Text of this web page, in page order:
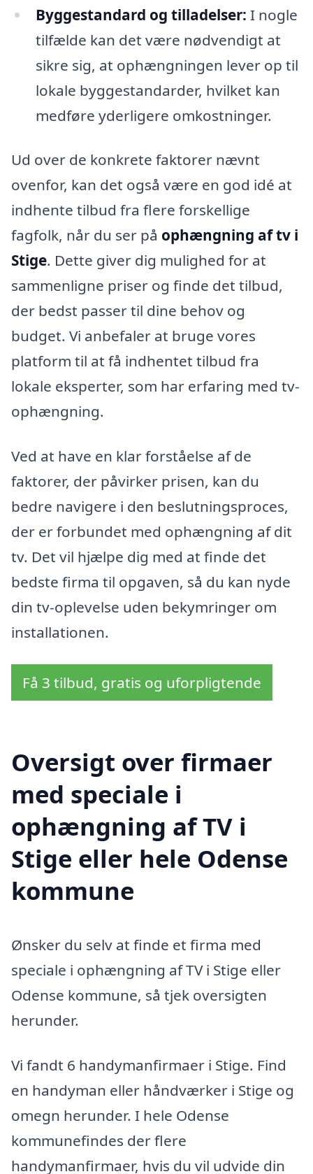
Byggestandard og tilladelser: I nogle
tilfælde kan det være nødvendigt at
sikre sig, at ophængningen lever op til
lokale byggestandarder, hvilket kan
medføre yderligere omkostninger.
Ud over de konkrete faktorer nævnt
ovenfor, kan det også være en god idé at
indhente tilbud fra flere forskellige
fagfolk, når du ser på ophængning af tv i
Stige. Dette giver dig mulighed for at
sammenligne priser og finde det tilbud,
der bedst passer til dine behov og
budget. Vi anbefaler at bruge vores
platform til at få indhentet tilbud fra
lokale eksperter, som har erfaring med tv-
ophængning.
Ved at have en klar forståelse af de
faktorer, der påvirker prisen, kan du
bedre navigere i den beslutningsproces,
der er forbundet med ophængning af dit
tv. Det vil hjælpe dig med at finde det
bedste firma til opgaven, så du kan nyde
din tv-oplevelse uden bekymringer om
installationen.
Få 3 tilbud, gratis og uforpligtende
Oversigt over firmaer
med speciale i
ophængning af TV i
Stige eller hele Odense
kommune
Ønsker du selv at finde et firma med
speciale i ophængning af TV i Stige eller
Odense kommune, så tjek oversigten
herunder.
Vi fandt 6 handymanfirmaer i Stige. Find
en handyman eller håndværker i Stige og
omegn herunder. I hele Odense
kommunefindes der flere
handymanfirmaer, hvis du vil udvide din